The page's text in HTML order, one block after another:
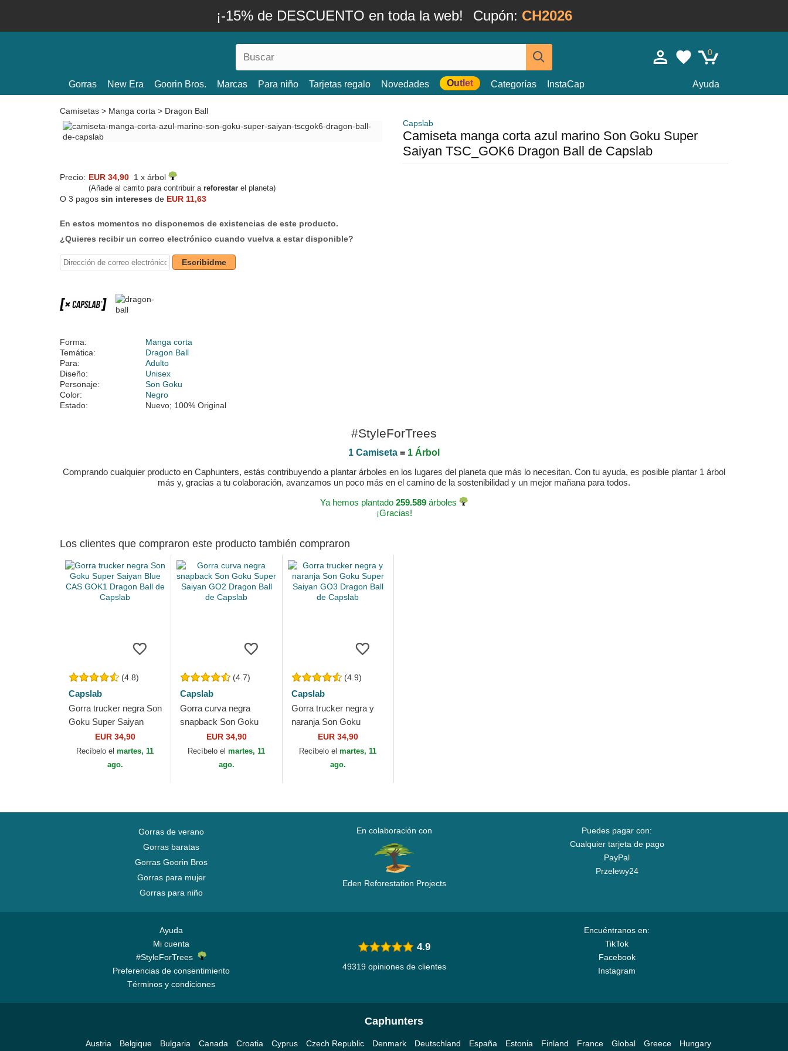
¡-15% de DESCUENTO en toda la web! Cupón: CH2026
0
Gorras New Era Goorin Bros. Marcas Para niño Tarjetas regalo Novedades Outlet Categorías InstaCap Ayuda
Camisetas > Manga corta > Dragon Ball
Capslab
Camiseta manga corta azul marino Son Goku Super
Saiyan TSC_GOK6 Dragon Ball de Capslab
Precio: EUR 34,90 1 x árbol
(Añade al carrito para contribuir a reforestar el planeta)
O 3 pagos sin intereses de EUR 11,63
En estos momentos no disponemos de existencias de este producto.
¿Quieres recibir un correo electrónico cuando vuelva a estar disponible?
Escribidme
Forma:
Manga corta
Temática:
Dragon Ball
Para:
Adulto
Diseño:
Unisex
Personaje:
Son Goku
Color:
Negro
Estado:
Nuevo; 100% Original
#StyleForTrees
1 Camiseta = 1 Árbol
Comprando cualquier producto en Caphunters, estás contribuyendo a plantar árboles en los lugares del planeta que más lo necesitan. Con tu ayuda, es posible plantar 1 árbol
más y, gracias a tu colaboración, avanzamos un poco más en el camino de la sostenibilidad y un mejor mañana para todos.
Ya hemos plantado 259.589 árboles
¡Gracias!
Los clientes que compraron este producto también compraron
(4.8)
Capslab
Gorra trucker negra Son
Goku Super Saiyan
Blue CAS GOK1
Dragon Ball de Capslab
EUR 34,90
Recíbelo elmartes, 11
ago.
(4.7)
Capslab
Gorra curva negra
snapback Son Goku
Super Saiyan GO2
Dragon Ball de Capslab
EUR 34,90
Recíbelo elmartes, 11
ago.
(4.9)
Capslab
Gorra trucker negra y
naranja Son Goku
Super Saiyan GO3
Dragon Ball de Capslab
EUR 34,90
Recíbelo elmartes, 11
ago.
Gorras de verano
Gorras baratas
Gorras Goorin Bros
Gorras para mujer
Gorras para niño
En colaboración con
Eden Reforestation Projects
Puedes pagar con:
Cualquier tarjeta de pago
PayPal
Przelewy24
Ayuda
Mi cuenta
#StyleForTrees
Preferencias de consentimiento
Términos y condiciones
Encuéntranos en:
TikTok
Facebook
Instagram
4.9
49319 opiniones de clientes
Caphunters
Austria Belgique Bulgaria Canada Croatia Cyprus Czech Republic Denmark Deutschland España Estonia Finland France Global Greece Hungary